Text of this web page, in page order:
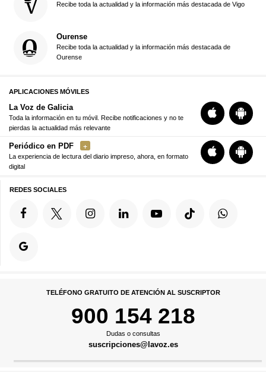
Recibe toda la actualidad y la información más destacada de Vigo
Ourense
Recibe toda la actualidad y la información más destacada de
Ourense
APLICACIONES MÓVILES
La Voz de Galicia
Toda la información en tu móvil. Recibe notificaciones y no te
pierdas la actualidad más relevante
Periódico en PDF
La experiencia de lectura del diario impreso, ahora, en formato
digital
REDES SOCIALES
TELÉFONO GRATUITO DE ATENCIÓN AL SUSCRIPTOR
900 154 218
Dudas o consultas
suscripciones@lavoz.es